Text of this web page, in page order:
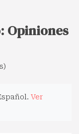
Opiniones
Ver